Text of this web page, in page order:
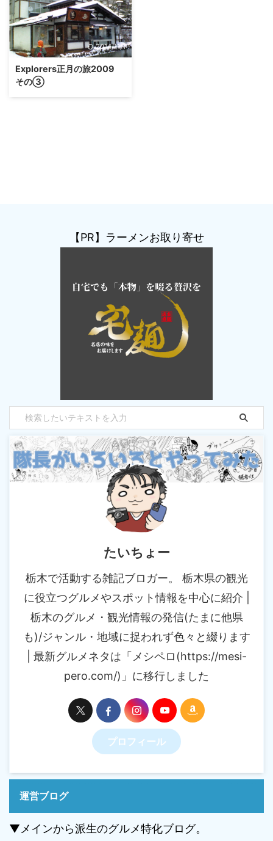
2014/11/1
Explorers正月の旅2009
その③
【PR】ラーメンお取り寄せ
たいちょー
栃木で活動する雑記ブロガー。 栃木県の観光
に役立つグルメやスポット情報を中心に紹介 |
栃木のグルメ・観光情報の発信(たまに他県
も)/ジャンル・地域に捉われず色々と綴ります
| 最新グルメネタは「メシペロ(https://mesi-
pero.com/)」に移行しました
プロフィール
運営ブログ
▼メインから派生のグルメ特化ブログ。